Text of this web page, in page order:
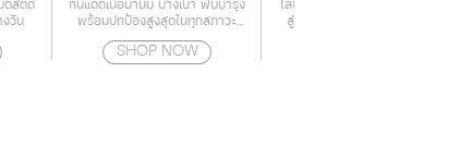
ดสีติด
งวัน
กันแดดเนื้อน้ำนม บางเบา ฟื้นบำรุง
พร้อมปกป้องสูงสุดในทุกสภาวะ
SHOP NOW
โลชั่นเนื้อน้ำนม บางเบาซึมซาบเข้า
สู่ผิวฟื้นฟูผิวแห้งเสีย ให้เนียนนุ่ม